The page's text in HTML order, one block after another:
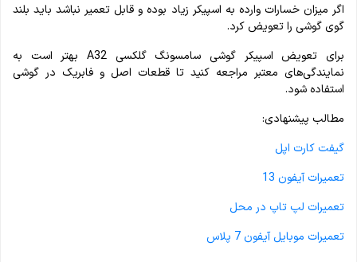
اگر میزان خسارات وارده به اسپیکر زیاد بوده و قابل تعمیر نباشد باید بلند
گوی گوشی را تعویض کرد.
برای تعویض اسپیکر گوشی سامسونگ گلکسی A32 بهتر است به
نمایندگی‌های معتبر مراجعه کنید تا قطعات اصل و فابریک در گوشی
استفاده شود.
مطالب پیشنهادی:
گیفت کارت اپل
تعمیرات آیفون 13
تعمیرات لپ تاپ در محل
تعمیرات موبایل آیفون 7 پلاس